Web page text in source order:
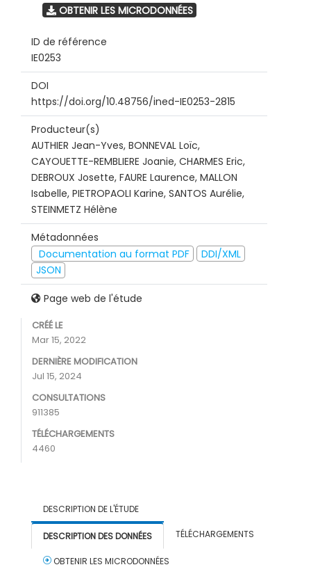
OBTENIR LES MICRODONNÉES
ID de référence
IE0253
DOI
https://doi.org/10.48756/ined-IE0253-2815
Producteur(s)
AUTHIER Jean-Yves, BONNEVAL Loïc,
CAYOUETTE-REMBLIERE Joanie, CHARMES Eric,
DEBROUX Josette, FAURE Laurence, MALLON
Isabelle, PIETROPAOLI Karine, SANTOS Aurélie,
STEINMETZ Hélène
Métadonnées
Documentation au format PDF
DDI/XML
JSON
Page web de l'étude
CRÉÉ LE
Mar 15, 2022
DERNIÈRE MODIFICATION
Jul 15, 2024
CONSULTATIONS
911385
TÉLÉCHARGEMENTS
4460
DESCRIPTION DE L'ÉTUDE
DESCRIPTION DES DONNÉES TÉLÉCHARGEMENTS
OBTENIR LES MICRODONNÉES